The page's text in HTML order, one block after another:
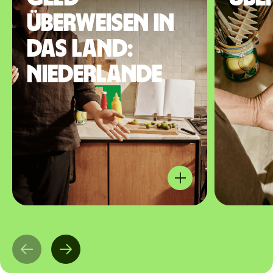
überweisen in
das Land:
Niederlande